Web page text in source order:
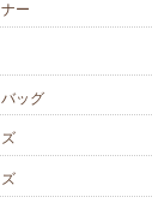
ー
ッグ